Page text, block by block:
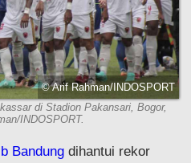
© Arif Rahman/INDOSPORT
di Stadion Pakansari, Bogor,
INDOSPORT.
Bandung dihantui rekor